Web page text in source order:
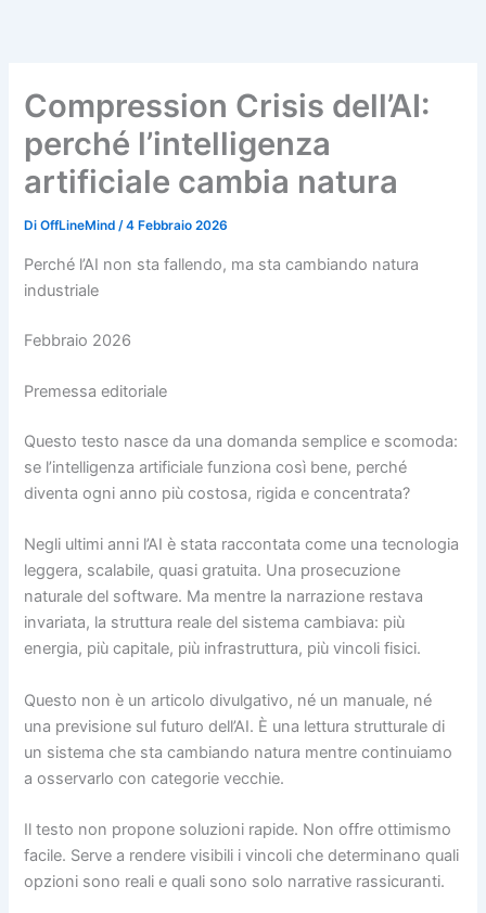
Compression Crisis dell’AI:
perché l’intelligenza
artificiale cambia natura
DiOffLineMind/4 Febbraio 2026
Perché l’AI non sta fallendo, ma sta cambiando natura
industriale
Febbraio 2026
Premessa editoriale
Questo testo nasce da una domanda semplice e scomoda:
se l’intelligenza artificiale funziona così bene, perché
diventa ogni anno più costosa, rigida e concentrata?
Negli ultimi anni l’AI è stata raccontata come una tecnologia
leggera, scalabile, quasi gratuita. Una prosecuzione
naturale del software. Ma mentre la narrazione restava
invariata, la struttura reale del sistema cambiava: più
energia, più capitale, più infrastruttura, più vincoli fisici.
Questo non è un articolo divulgativo, né un manuale, né
una previsione sul futuro dell’AI. È una lettura strutturale di
un sistema che sta cambiando natura mentre continuiamo
a osservarlo con categorie vecchie.
Il testo non propone soluzioni rapide. Non offre ottimismo
facile. Serve a rendere visibili i vincoli che determinano quali
opzioni sono reali e quali sono solo narrative rassicuranti.